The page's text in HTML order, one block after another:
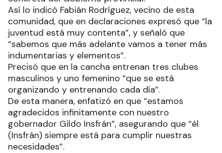
Así lo indicó Fabián Rodríguez, vecino de esta
comunidad, que en declaraciones expresó que “la
juventud está muy contenta”, y señaló que
“sabemos que más adelante vamos a tener más
indumentarias y elementos”.
Precisó que en la cancha entrenan tres clubes
masculinos y uno femenino “que se está
organizando y entrenando cada día”.
De esta manera, enfatizó en que “estamos
agradecidos infinitamente con nuestro
gobernador Gildo Insfrán”, asegurando que “él
(Insfrán) siempre está para cumplir nuestras
necesidades”.